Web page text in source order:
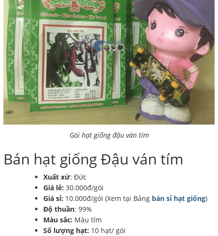
Gói hạt giống đậu ván tím
Bán hạt giống Đậu ván tím
Xuất xứ: Đức
Giá lẻ: 30.000đ/gói
Giá sỉ: 10.000đ/gói (Xem tại Bảng bán sỉ hạt giống)
Độ thuần: 99%
Màu sắc: Màu tím
Số lượng hạt: 10 hạt/ gói